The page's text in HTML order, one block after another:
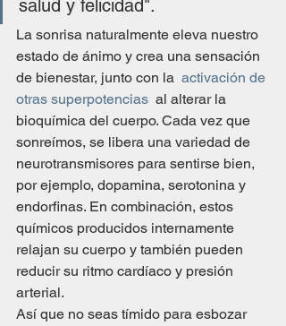
salud y felicidad".
La sonrisa naturalmente eleva nuestro
estado de ánimo y crea una sensación
de bienestar, junto con la activación de
otras superpotencias al alterar la
bioquímica del cuerpo. Cada vez que
sonreímos, se libera una variedad de
neurotransmisores para sentirse bien,
por ejemplo, dopamina, serotonina y
endorfinas. En combinación, estos
químicos producidos internamente
relajan su cuerpo y también pueden
reducir su ritmo cardíaco y presión
arterial.
Así que no seas tímido para esbozar